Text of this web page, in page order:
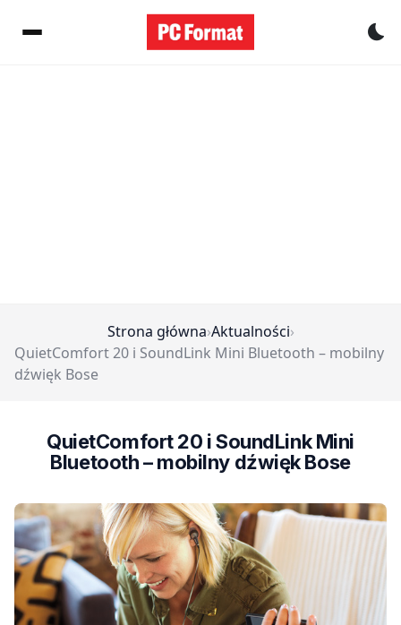
Strona główna›Aktualności›
QuietComfort 20 i SoundLink Mini Bluetooth – mobilny
dźwięk Bose
QuietComfort 20 i SoundLink Mini
Bluetooth – mobilny dźwięk Bose